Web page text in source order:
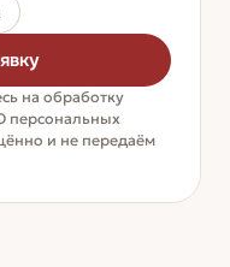
на обработку
персональных
и не передаём